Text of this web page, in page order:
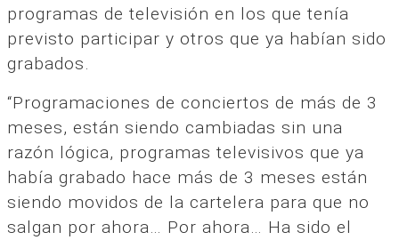
programas de televisión en los que tenía
previsto participar y otros que ya habían sido
grabados.
“Programaciones de conciertos de más de 3
meses, están siendo cambiadas sin una
razón lógica, programas televisivos que ya
había grabado hace más de 3 meses están
siendo movidos de la cartelera para que no
salgan por ahora… Por ahora… Ha sido el